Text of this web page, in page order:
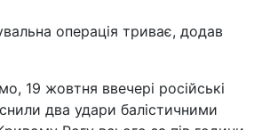
операція триває, додав
19 жовтня ввечері російські
два удари балістичними